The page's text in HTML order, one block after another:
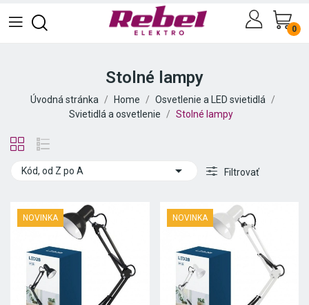
0
Stolné lampy
Úvodná stránka Home
Osvetlenie a LED svietidlá
Svietidlá a osvetlenie
Stolné lampy
Kód, od Z po A  Filtrovať
NOVINKA NOVINKA